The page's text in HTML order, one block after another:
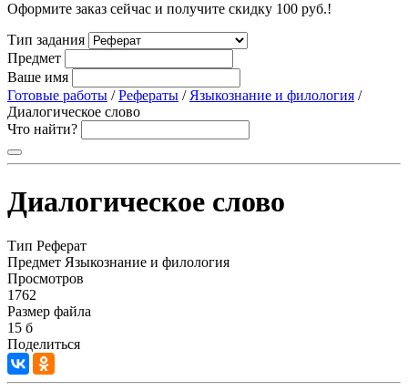
Оформите заказ сейчас и получите скидку 100 руб.!
Тип задания
Предмет
Ваше имя
Готовые работы /Рефераты / Языкознание и филология /
Диалогическое слово
Что найти?
Диалогическое слово
Тип Реферат
Предмет Языкознание и филология
Просмотров
1762
Размер файла
15 б
Поделиться